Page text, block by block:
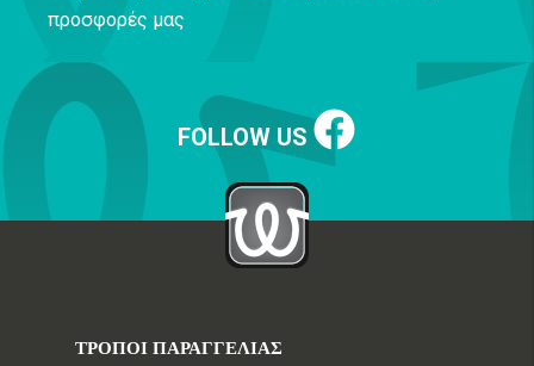
προσφορές μας
FOLLOW US
ΤΡΟΠΟΙ ΠΑΡΑΓΓΕΛΙΑΣ